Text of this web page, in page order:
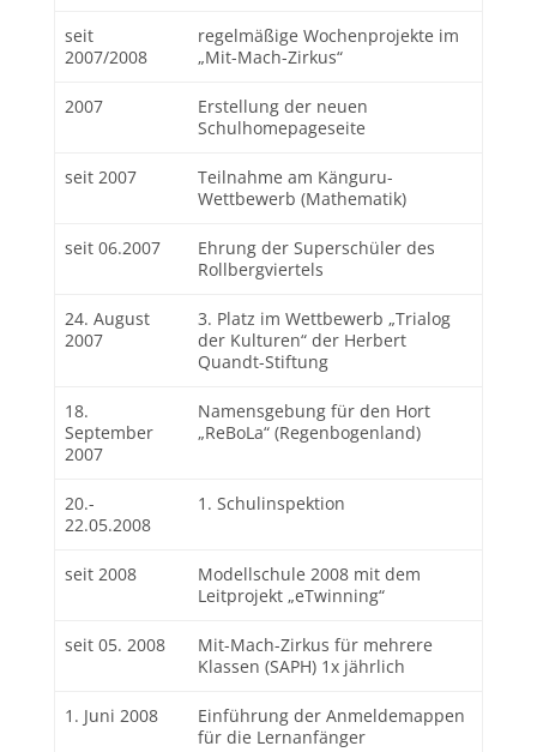
seit
2007/2008
regelmäßige Wochenprojekte im
„Mit-Mach-Zirkus“
2007
Erstellung der neuen
Schulhomepageseite
seit 2007
Teilnahme am Känguru-
Wettbewerb (Mathematik)
seit 06.2007
Ehrung der Superschüler des
Rollbergviertels
24. August
2007
3. Platz im Wettbewerb „Trialog
der Kulturen“ der Herbert
Quandt-Stiftung
18.
September
2007
Namensgebung für den Hort
„ReBoLa“ (Regenbogenland)
20.-
22.05.2008
1. Schulinspektion
seit 2008
Modellschule 2008 mit dem
Leitprojekt „eTwinning“
seit 05. 2008
Mit-Mach-Zirkus für mehrere
Klassen (SAPH) 1x jährlich
1. Juni 2008
Einführung der Anmeldemappen
für die Lernanfänger